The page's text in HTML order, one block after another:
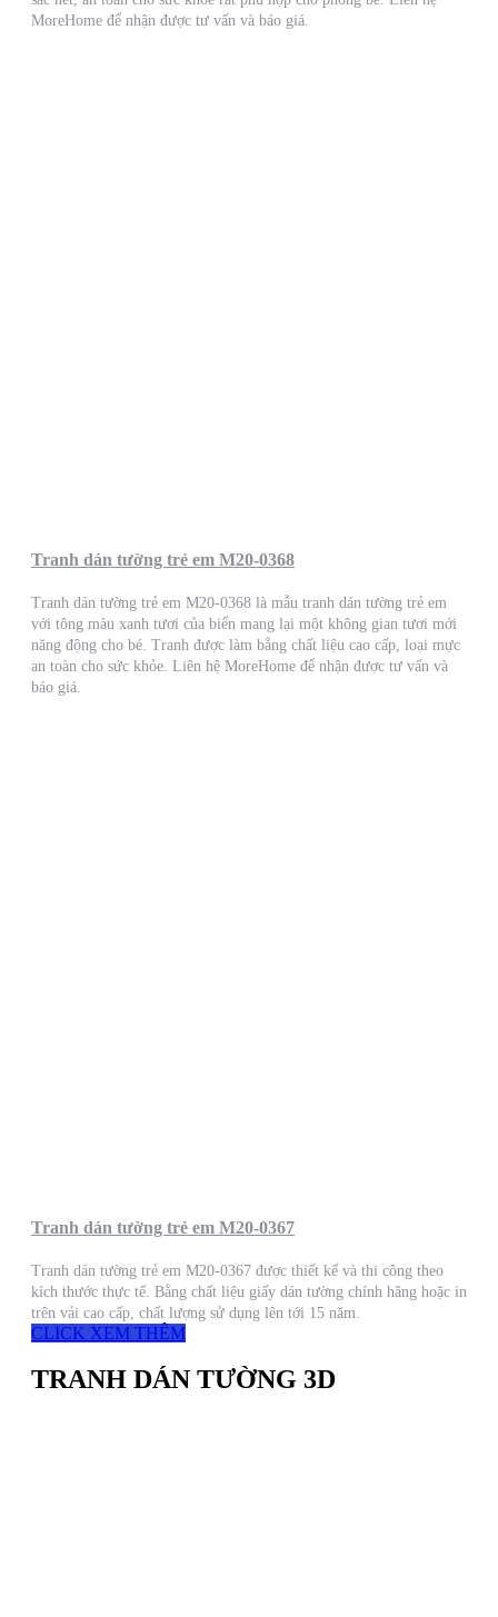
MoreHome để nhận được tư vấn và báo giá.
Tranh dán tường trẻ em M20-0368
Tranh dán tường trẻ em M20-0368 là mẫu tranh dán tường trẻ em
với tông màu xanh tươi của biển mang lại một không gian tươi mới
năng động cho bé. Tranh được làm bằng chất liệu cao cấp, loại mực
an toàn cho sức khỏe. Liên hệ MoreHome để nhận được tư vấn và
báo giá.
Tranh dán tường trẻ em M20-0367
Tranh dán tường trẻ em M20-0367 được thiết kế và thi công theo
kích thước thực tế. Bằng chất liệu giấy dán tường chính hãng hoặc in
trên vải cao cấp, chất lượng sử dụng lên tới 15 năm.
CLICK XEM THÊM
TRANH DÁN TƯỜNG 3D